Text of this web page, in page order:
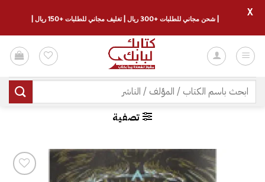
للمحتوى
البحث
عن:
تصفية
| شحن مجاني للطلبات +300 ريال | تغليف مجاني للطلبات +150 ريال |
X